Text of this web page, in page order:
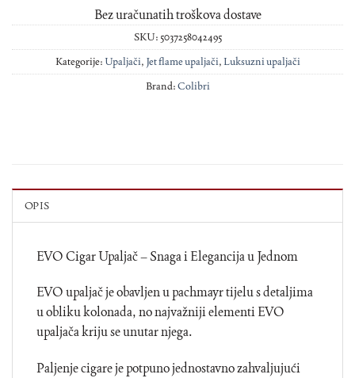
Bez uračunatih troškova dostave
SKU: 5037258042495
Kategorije:Upaljači, Jet flame upaljači,Luksuzni upaljači
Brand:Colibri
OPIS
EVO Cigar Upaljač – Snaga i Elegancija u Jednom
EVO upaljač je obavljen u pachmayr tijelu s detaljima
u obliku kolonada, no najvažniji elementi EVO
upaljača kriju se unutar njega.
Paljenje cigare je potpuno jednostavno zahvaljujući